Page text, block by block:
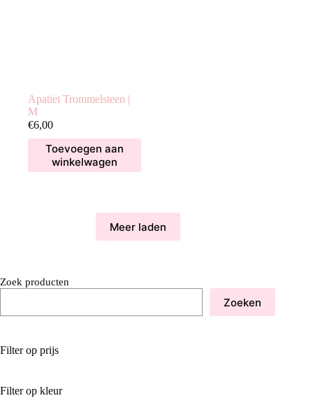
Apatiet Trommelsteen |
M
€6,00
Toevoegen aan
winkelwagen
Meer laden
Zoek producten
Zoeken
Filter op prijs
Filter op kleur